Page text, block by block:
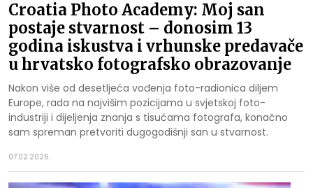
Croatia Photo Academy: Moj san
postaje stvarnost – donosim 13
godina iskustva i vrhunske predavače
u hrvatsko fotografsko obrazovanje
Nakon više od desetljeća vođenja foto-radionica diljem
Europe, rada na najvišim pozicijama u svjetskoj foto-
industriji i dijeljenja znanja s tisućama fotografa, konačno
sam spreman pretvoriti dugogodišnji san u stvarnost.
07.02.2026.